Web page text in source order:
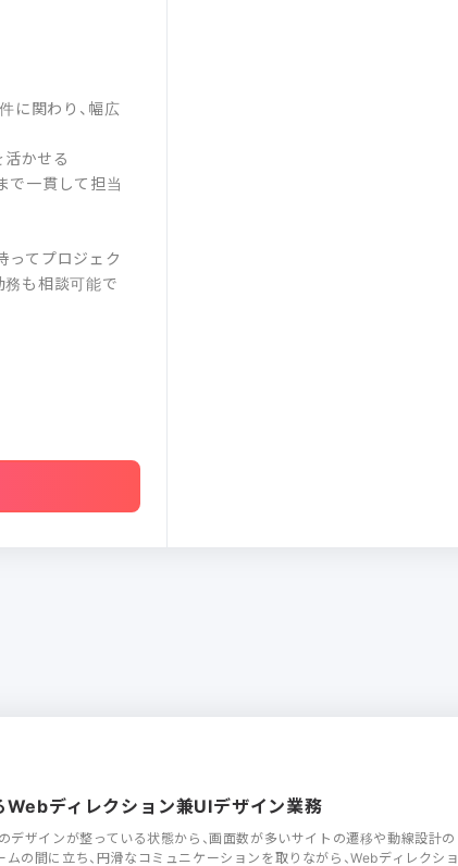
に関わり、幅広
かせる
で一貫して担当
ってプロジェク
務も相談可能で
ディレクション兼UIデザイン業務
デザインが整っている状態から、画面数が多いサイトの遷移や動線設計の
の間に立ち、円滑なコミュニケーションを取りながら、Webディレクショ